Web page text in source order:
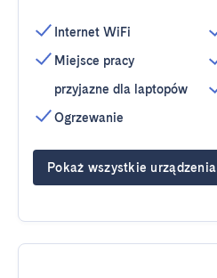
Internet WiFi
Miejsce pracy
przyjazne dla laptopów
Ogrzewanie
Pokaż wszystkie urządzenia